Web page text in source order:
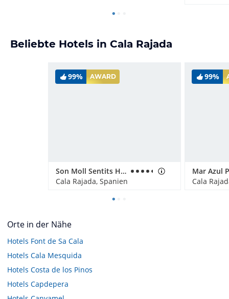
Beliebte Hotels in Cala Rajada
99% AWARD
Son Moll Sentits Hotel & Spa
Cala Rajada, Spanien
99%
Cala
Orte in der Nähe
Hotels Font de Sa Cala
Hotels Cala Mesquida
Hotels Costa de los Pinos
Hotels Capdepera